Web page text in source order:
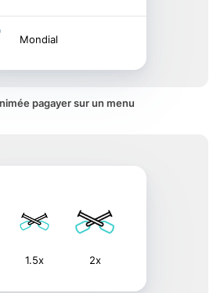
Mondial
pagayer sur un menu
1.5x 2x